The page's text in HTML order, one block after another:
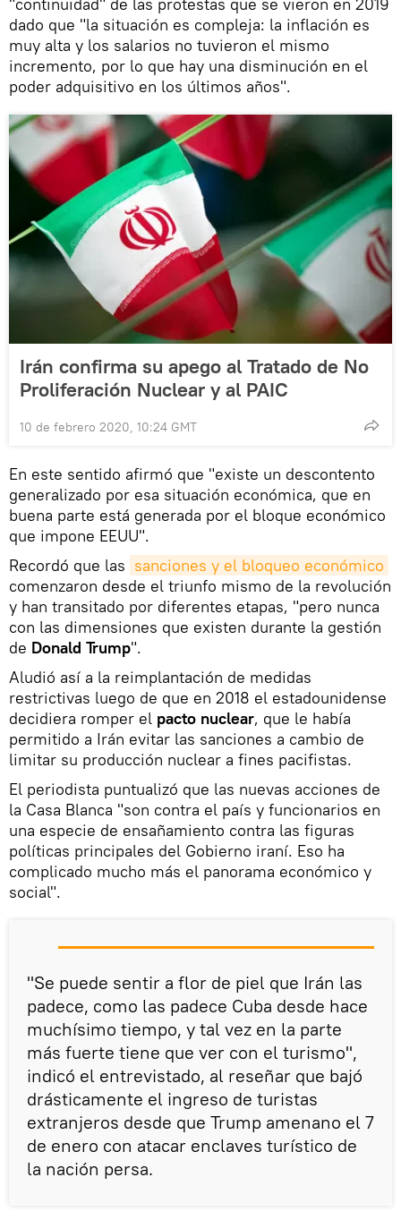
dado que "la situación es compleja: la inflación es
muy alta y los salarios no tuvieron el mismo
incremento, por lo que hay una disminución en el
poder adquisitivo en los últimos años".
Irán confirma su apego al Tratado de No
Proliferación Nuclear y al PAIC
10 de febrero 2020, 10:24 GMT
En este sentido afirmó que "existe un descontento
generalizado por esa situación económica, que en
buena parte está generada por el bloque económico
que impone EEUU".
Recordó que las sanciones y el bloqueo económico
comenzaron desde el triunfo mismo de la revolución
y han transitado por diferentes etapas, "pero nunca
con las dimensiones que existen durante la gestión
de Donald Trump".
Aludió así a la reimplantación de medidas
restrictivas luego de que en 2018 el estadounidense
decidiera romper el pacto nuclear, que le había
permitido a Irán evitar las sanciones a cambio de
limitar su producción nuclear a fines pacifistas.
El periodista puntualizó que las nuevas acciones de
la Casa Blanca "son contra el país y funcionarios en
una especie de ensañamiento contra las figuras
políticas principales del Gobierno iraní. Eso ha
complicado mucho más el panorama económico y
social".
"Se puede sentir a flor de piel que Irán las
padece, como las padece Cuba desde hace
muchísimo tiempo, y tal vez en la parte
más fuerte tiene que ver con el turismo",
indicó el entrevistado, al reseñar que bajó
drásticamente el ingreso de turistas
extranjeros desde que Trump amenano el 7
de enero con atacar enclaves turístico de
la nación persa.